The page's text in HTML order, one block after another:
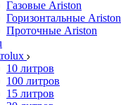
Газовые Ariston
Горизонтальные Ariston
Проточные Ariston
10 литров
100 литров
15 литров